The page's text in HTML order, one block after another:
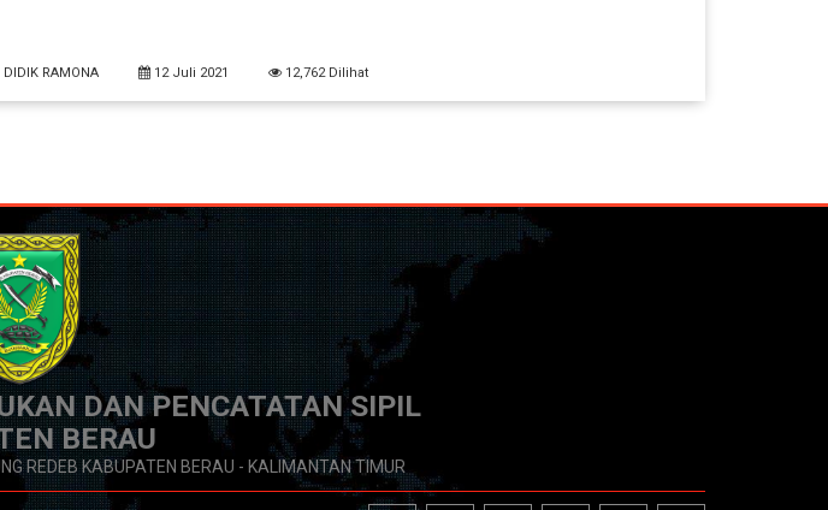
RAMONA 12 Juli 2021 12,762 Dilihat
DAN PENCATATAN SIPIL
BERAU
REDEB KABUPATEN BERAU - KALIMANTAN TIMUR